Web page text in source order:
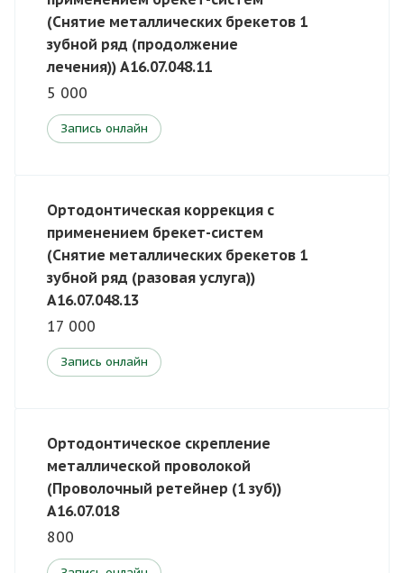
(Снятие металлических брекетов 1
зубной ряд (продолжение
лечения)) A16.07.048.11
5 000
Запись онлайн
Ортодонтическая коррекция с
применением брекет-систем
(Снятие металлических брекетов 1
зубной ряд (разовая услуга))
A16.07.048.13
17 000
Запись онлайн
Ортодонтическое скрепление
металлической проволокой
(Проволочный ретейнер (1 зуб))
A16.07.018
800